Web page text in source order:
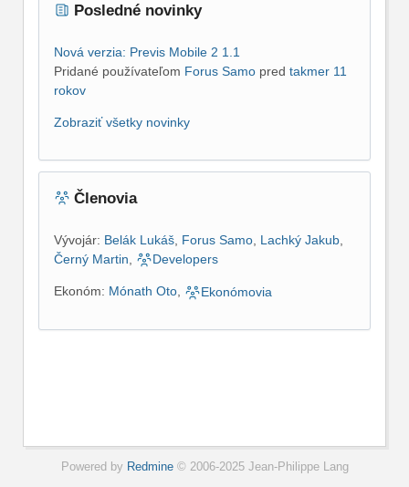
Posledné novinky
Nová verzia: Previs Mobile 2 1.1
Pridané používateľom Forus Samo pred takmer 11
rokov
Zobraziť všetky novinky
Členovia
Vývojár: Belák Lukáš Forus Samo Lachký Jakub
Černý Martin
Developers
Ekonóm: Mónath Oto, Ekonómovia
Powered by Redmine© 2006-2025 Jean-Philippe Lang